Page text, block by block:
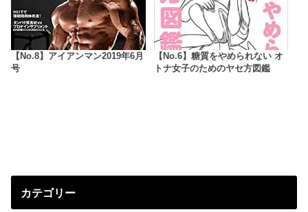
【No.8】アイアンマン2019年6月
号
【No.6】糖質をやめられない オ
トナ女子のためのヤセ方図鑑
カテゴリー